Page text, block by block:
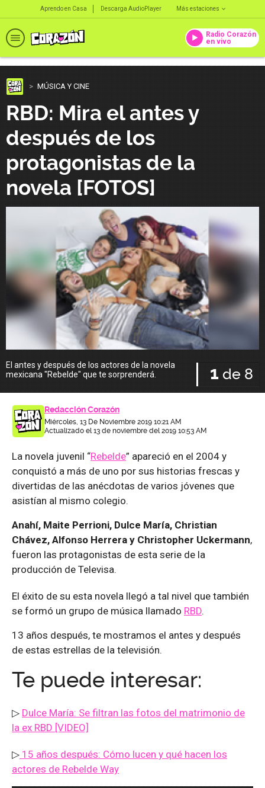
Aprendo en Casa Descarga AudioPlayer Más estaciones
Radio Corazón
en vivo
MÚSICA Y CINE
RBD: Mira el antes y
después de los
protagonistas de la
novela [FOTOS]
El antes y después de los actores de la novela
mexicana "Rebelde" que te sorprenderá.
1 de 8
Redacción Corazón
Miércoles, 13 De Noviembre 2019 10:21 AM
Actualizado el 13 de noviembre del 2019 10:53 AM
La novela juvenil “Rebelde” apareció en el 2004 y
conquistó a más de uno por sus historias frescas y
divertidas de las anécdotas de varios jóvenes que
asistían al mismo colegio.
Anahí, Maite Perrioni, Dulce María, Christian
Chávez, Alfonso Herrera y Christopher Uckermann,
fueron las protagonistas de esta serie de la
producción de Televisa.
El éxito de su esta novela llegó a tal nivel que también
se formó un grupo de música llamado RBD.
13 años después, te mostramos el antes y después
de estas estrellas de la televisión.
Te puede interesar:
▷ Dulce María: Se filtran las fotos del matrimonio de
la ex RBD [VIDEO]
▷ 15 años después: Cómo lucen y qué hacen los
actores de Rebelde Way